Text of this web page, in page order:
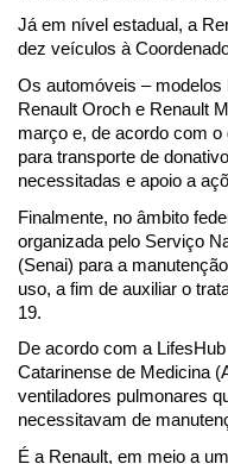
Já em nível estadual, a
dez veículos à
Os automóveis – modelos
Renault Oroch e Renault
março e, de acordo com
para transporte de
necessitadas e apoio a
Finalmente, no âmbito
organizada pelo Serviço
(Senai) para a
uso, a fim de auxiliar o
19.
De acordo com a
Catarinense de Medicina
ventiladores pulmonares
necessitavam de
É a Renault, em meio a